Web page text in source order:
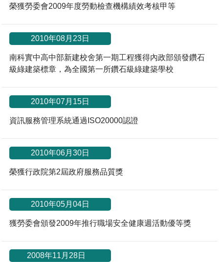
榮獲勞委會2009年度勞動檢查機構績效考核甲等
2010年08月23日
南科實中高中部新建校舍第一期工程獲得內政部頒發鑽石
級綠建築標章，為全國第一所鑽石級綠建築學校
2010年07月15日
資訊服務管理系統通過ISO20000認證
2010年06月30日
榮獲行政院第2屆政府服務品質獎
2010年05月04日
獲勞委會頒發2009年推行職場安全健康週活動優等獎
2008年11月28日